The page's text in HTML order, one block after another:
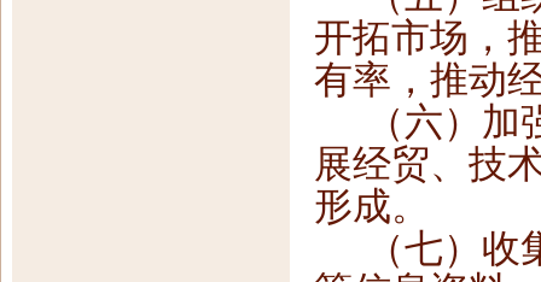
开拓市场，
有率，推动
（六）
展经贸、技
形成。
（七）